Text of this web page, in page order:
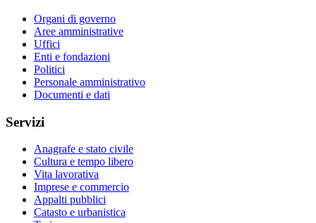
Organi di governo
Aree amministrative
Uffici
Enti e fondazioni
Politici
Personale amministrativo
Documenti e dati
Servizi
Anagrafe e stato civile
Cultura e tempo libero
Vita lavorativa
Imprese e commercio
Appalti pubblici
Catasto e urbanistica